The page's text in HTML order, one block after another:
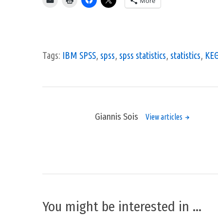
Tags: IBM SPSS, spss, spss statistics, statistics,
Giannis Sois View articles
You might be interested in …